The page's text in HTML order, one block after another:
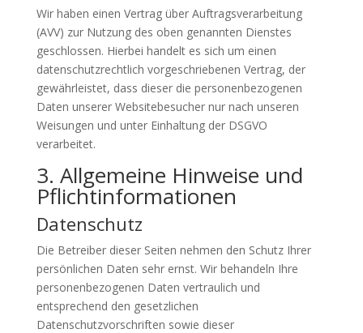
Wir haben einen Vertrag über Auftragsverarbeitung
(AVV) zur Nutzung des oben genannten Dienstes
geschlossen. Hierbei handelt es sich um einen
datenschutzrechtlich vorgeschriebenen Vertrag, der
gewährleistet, dass dieser die personenbezogenen
Daten unserer Websitebesucher nur nach unseren
Weisungen und unter Einhaltung der DSGVO
verarbeitet.
3. Allgemeine Hinweise und
Pflicht­informationen
Datenschutz
Die Betreiber dieser Seiten nehmen den Schutz Ihrer
persönlichen Daten sehr ernst. Wir behandeln Ihre
personenbezogenen Daten vertraulich und
entsprechend den gesetzlichen
Datenschutzvorschriften sowie dieser